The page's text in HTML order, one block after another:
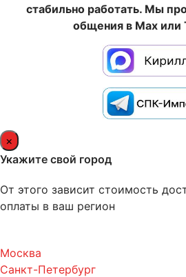
стабильно работать. Мы
общения в Max или
×
Укажите свой город
От этого зависит стоимость
оплаты в ваш регион
Москва
Санкт-Петербург